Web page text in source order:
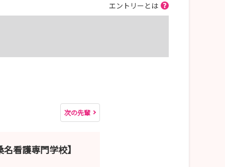
エントリーとは
次の先輩
看護専門学校】